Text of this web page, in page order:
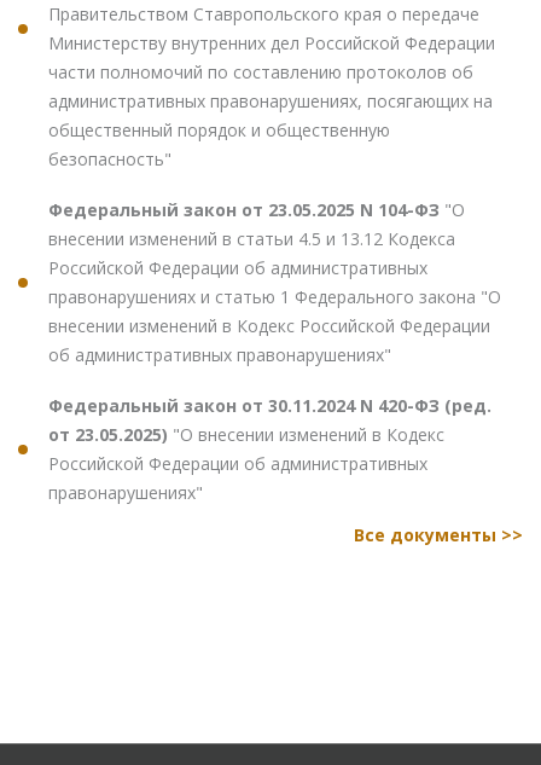
Правительством Ставропольского края о передаче
Министерству внутренних дел Российской Федерации
части полномочий по составлению протоколов об
административных правонарушениях, посягающих на
общественный порядок и общественную
безопасность"
Федеральный закон от 23.05.2025 N 104-ФЗ "О
внесении изменений в статьи 4.5 и 13.12 Кодекса
Российской Федерации об административных
правонарушениях и статью 1 Федерального закона "О
внесении изменений в Кодекс Российской Федерации
об административных правонарушениях"
Федеральный закон от 30.11.2024 N 420-ФЗ (ред.
от 23.05.2025) "О внесении изменений в Кодекс
Российской Федерации об административных
правонарушениях"
Все документы >>